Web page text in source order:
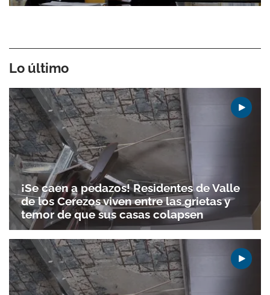
Lo último
¡Se caen a pedazos! Residentes de Valle
de los Cerezos viven entre las grietas y
temor de que sus casas colapsen